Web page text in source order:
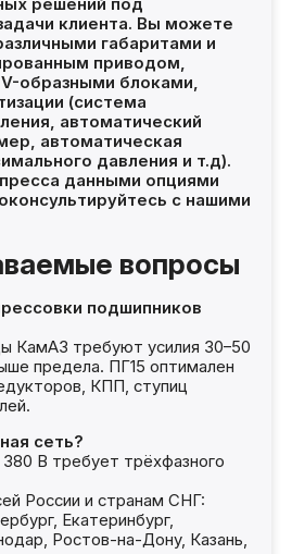
решений под
клиента. Вы можете
габаритами и
приводом,
образными блоками,
(система
автоматический
автоматическая
давления и т.д).
данными опциями
с нашими
вопросы
подшипников
КамАЗ требуют усилия 30–50
предела. ПГ15 оптимален
КПП, ступиц
сеть?
В требует трёхфазного
России и странам СНГ:
Екатеринбург,
Ростов-на-Дону, Казань,